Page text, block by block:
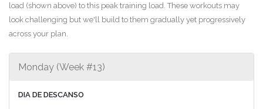
load (shown above) to this peak training load. These workouts may
look challenging but we'll build to them gradually yet progressively
across your plan.
Monday (Week #13)
DIA DE DESCANSO